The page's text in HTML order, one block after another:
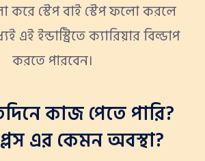
করে স্টেপ বাই স্টেপ ফলো করলে
এই ইন্ডাস্ট্রিতে ক্যারিয়ার বিল্ডাপ
করতে পারবেন।
কাজ পেতে পারি?
এর কেমন অবস্থা?